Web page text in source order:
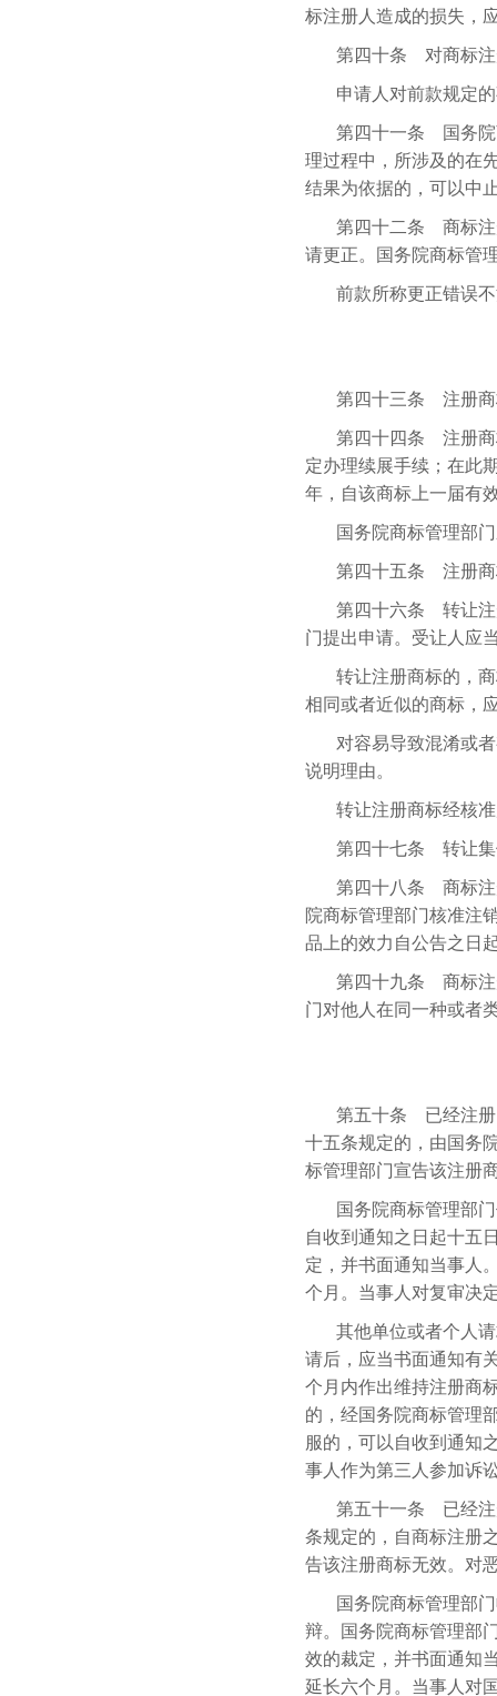
标注册人造成的损失，
第四十条 对商标注
申请人对前款规定
第四十一条 国务院
理过程中，所涉及的在
结果为依据的，可以中
第四十二条 商标注
请更正。国务院商标管
前款所称更正错误
第四十三条 注册商
第四十四条 注册商
定办理续展手续；在此
年，自该商标上一届有
国务院商标管理部
第四十五条 注册商
第四十六条 转让注
门提出申请。受让人应
转让注册商标的，
相同或者近似的商标，
对容易导致混淆或
说明理由。
转让注册商标经核
第四十七条 转让集
第四十八条 商标注
院商标管理部门核准注
品上的效力自公告之日
第四十九条 商标注
门对他人在同一种或者
第五十条 已经注册
十五条规定的，由国务
标管理部门宣告该注册
国务院商标管理部
自收到通知之日起十五
定，并书面通知当事人
个月。当事人对复审决
其他单位或者个人
请后，应当书面通知有
个月内作出维持注册商
的，经国务院商标管理
服的，可以自收到通知
事人作为第三人参加诉
第五十一条 已经注
条规定的，自商标注册
告该注册商标无效。对
国务院商标管理部
辩。国务院商标管理部
效的裁定，并书面通知
延长六个月。当事人对